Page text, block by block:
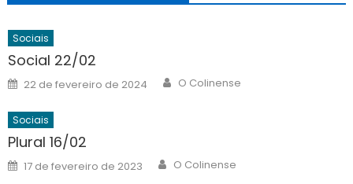
Sociais
Social 22/02
Posted
on
22 de fevereiro de 2024 Author
O Colinense
Sociais
Plural 16/02
Posted
on
17 de fevereiro de 2023 Author
O Colinense